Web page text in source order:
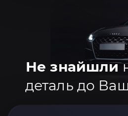
Не знайшли
деталь до